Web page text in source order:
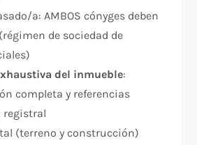
a: AMBOS cónyges deben
de sociedad de
del inmueble:
completa y referencias
registral
(terreno y construcción)